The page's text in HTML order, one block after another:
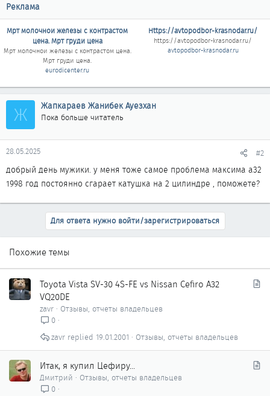
Реклама
Мрт молочнои железы с контрастом
цена. Мрт груди цена
Мрт молочнои железы с контрастом цена.
Мрт груди цена.
eurodicenter.ru
Https://avtopodbor-krasnodar.ru/
https://avtopodbor-krasnodar.ru/
avtopodbor-krasnodar.ru
Ж Жапкараев Жанибек Ауезхан
Пока больше читатель
28.05.2025 #2
добрый день мужики. у меня тоже самое проблема максима а32
1998 год постоянно сгарает катушка на 2 цилиндре , поможете?
Для ответа нужно войти/зарегистрироваться
Похожие темы
Toyota Vista SV-30 4S-FE vs Nissan Cefiro A32
VQ20DE
zavr
Отзывы, отчеты владельцев
0
Отзывы, отчеты владельцев
19.01.2001
zavr
Итак, я купил Цефиру...
Дмитрий
Отзывы, отчеты владельцев
0